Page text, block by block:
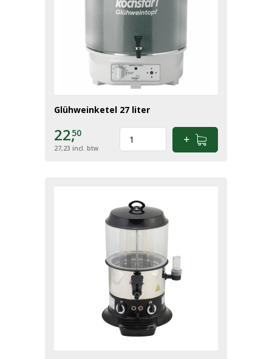
Glühweinketel 27 liter
22,50
27,23 incl. btw